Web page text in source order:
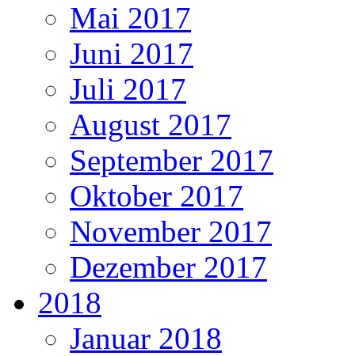
Mai 2017
Juni 2017
Juli 2017
August 2017
September 2017
Oktober 2017
November 2017
Dezember 2017
2018
Januar 2018